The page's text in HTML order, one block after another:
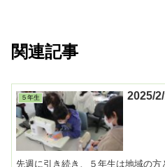
関連記事
５年生 2025/
先週に引き続き、５年生は地域の